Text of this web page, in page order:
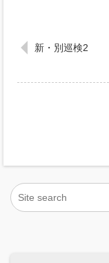
新・別巡検2